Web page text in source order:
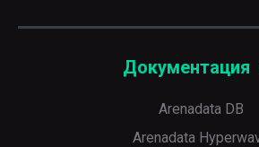
Документация
Arenadata DB
Arenadata